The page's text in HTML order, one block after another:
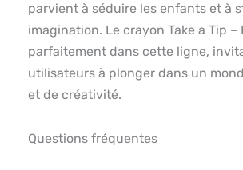
parvient à séduire les enfants et à
imagination. Le crayon Take a Tip –
parfaitement dans cette ligne,
utilisateurs à plonger dans un
et de créativité.
Questions fréquentes